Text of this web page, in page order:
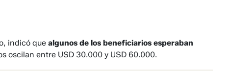
indicó que algunos de los beneficiarios esperaban
oscilan entre USD 30.000 y USD 60.000.